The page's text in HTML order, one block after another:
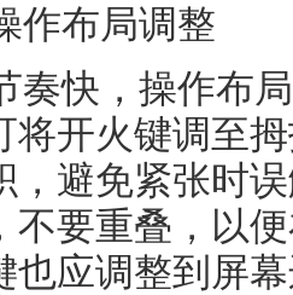
作布局调整
奏快，操作布
将开火键调至
，避免紧张时
不要重叠，以
也应调整到屏